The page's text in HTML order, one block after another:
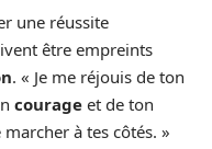
une réussite
être empreints
. « Je me réjouis de ton
courage et de ton
à tes côtés. »